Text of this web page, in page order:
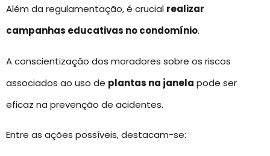
Além da regulamentação, é crucial realizar
campanhas educativas no condomínio.
A conscientização dos moradores sobre os riscos
associados ao uso de plantas na janela pode ser
eficaz na prevenção de acidentes.
Entre as ações possíveis, destacam-se: